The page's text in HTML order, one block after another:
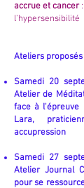
accrue et cancer
l'hypersensibilité
Ateliers
Samedi 20
Atelier de
face à l'épreuve
Lara,
accupression
Samedi 27
Atelier Journal
pour se